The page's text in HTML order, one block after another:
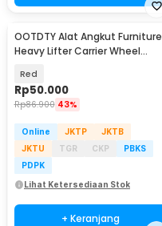
OOTDTY Alat Angkut Furniture
Heavy Lifter Carrier Wheel
Red
Rp50.000
Rp86.900 43%
Online JKTP
JKTB
JKTU
TGR CKP
PBKS
PDPK
Lihat Ketersediaan Stok
+ Keranjang